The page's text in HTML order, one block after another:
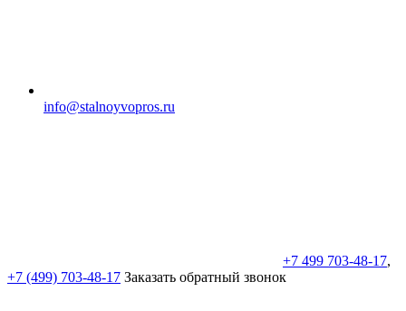
info@stalnoyvopros.ru
+7 499 703-48-17,
+7 (499) 703-48-17 Заказать обратный звонок